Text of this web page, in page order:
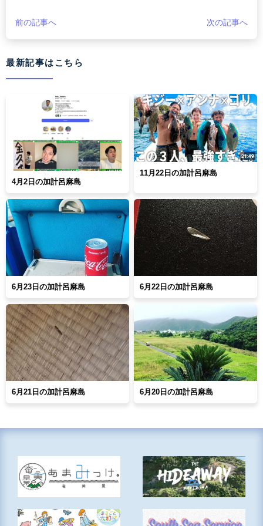
前の記事へ 次の記事へ
最新記事はこちら
4月2日の加計呂麻島
11月22日の加計呂麻島
6月23日の加計呂麻島 6月22日の加計呂麻島
6月21日の加計呂麻島 6月20日の加計呂麻島